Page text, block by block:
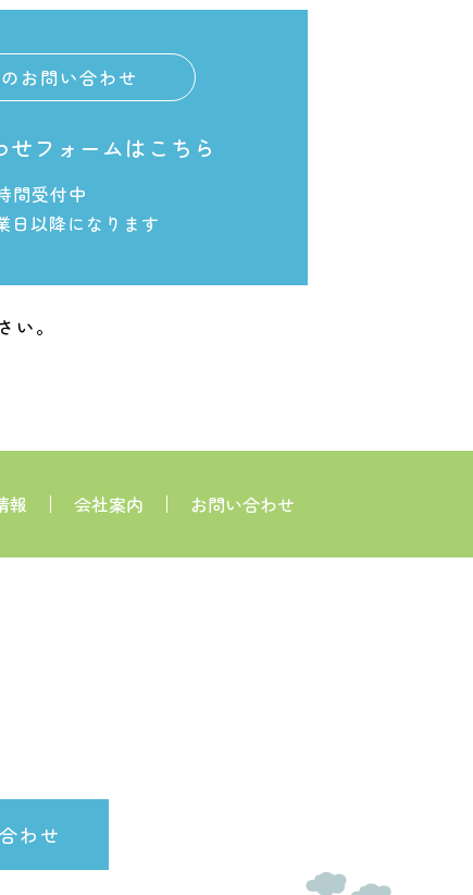
お問い合わせ
せフォームはこちら
間受付中
日以降になります
。
報 会社案内 お問い合わせ
わせ